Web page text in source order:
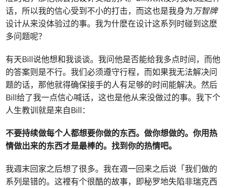
话，所以我的信心受到不小的打击，而这也是我身为万智牌
设计从来没体验过的事。我为什麽在设计这系列时碰到这麽
多问题呢？
有天Bill说他想和我谈谈。我问他是否能给我多点时间，而他
的答案则是不行。我们必须遵守行程，而如果我无法解决问
题的话，那他就得确保接手的人有足够的时间能解决。然后
Bill给了我一点信心喊话，这也是他从来没做过的事。我下个
人生教训就是来自Bill：
不要持续做每个人都想要你做的东西。做你想做的。你用热
情做出来的东西才是最棒的。找到你的热情吧。
我週末回家之后想了很多。我在週一回来之后说「我们做的
系列是错的。这裡有个很酷的故事，即秘罗地失陷非瑞克西